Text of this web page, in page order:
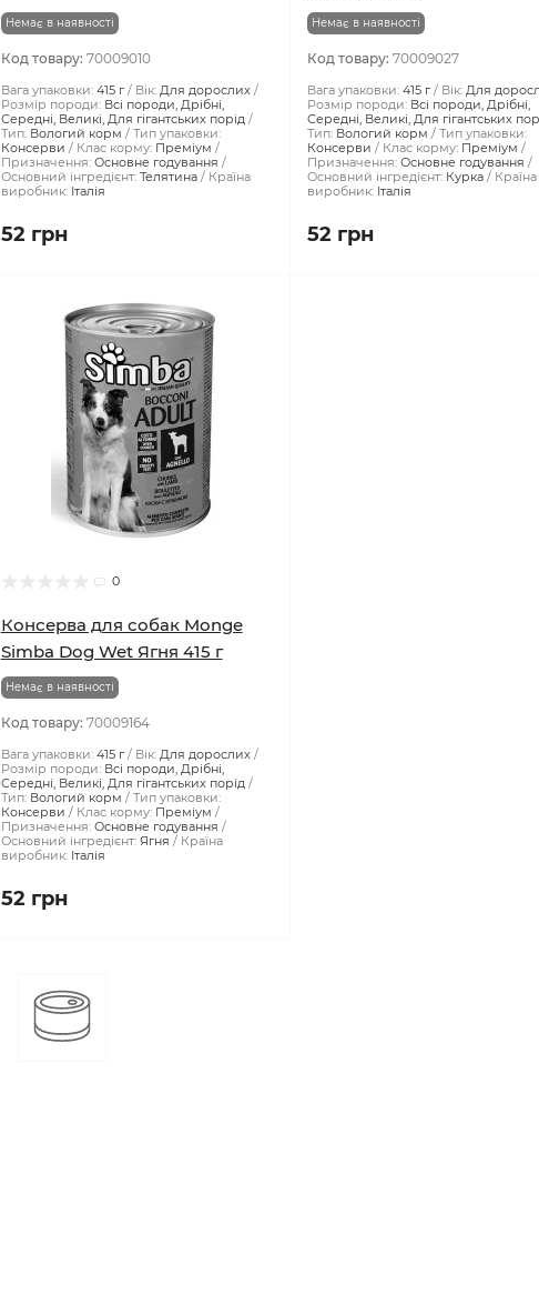
Немає в наявності
Код товару: 70009010
Вага упаковки: 415 г Вік: Для дорослих
Розмір породи: Всі породи, Дрібні,
Середні, Великі, Для гігантських порід
Тип: Вологий корм
Тип упаковки:
Консерви
Клас корму: Преміум
Призначення: Основне годування
Основний інгредієнт: Телятина
Країна
виробник: Італія
52 грн
Немає в наявності
Код товару:70009027
Вага упаковки: 415 г Вік: Для
Розмір породи: Всі породи, Дрібні,
Середні, Великі, Для гігантських
Тип: Вологий корм
Тип упаковки:
Консерви
Клас корму: Преміум
Призначення: Основне годування
Основний інгредієнт: Курка
Країна
виробник: Італія
52 грн
0
Консерва для собак Monge
Simba Dog Wet Ягня 415 г
Немає в наявності
Код товару: 70009164
Вага упаковки: 415 г Вік: Для дорослих
Розмір породи: Всі породи, Дрібні,
Середні, Великі, Для гігантських порід
Тип: Вологий корм
Тип упаковки:
Консерви
Клас корму: Преміум
Призначення: Основне годування
Основний інгредієнт: Ягня
Країна
виробник: Італія
52 грн